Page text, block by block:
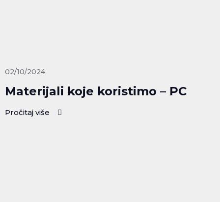
02/10/2024
Materijali koje koristimo – PC
Pročitaj više